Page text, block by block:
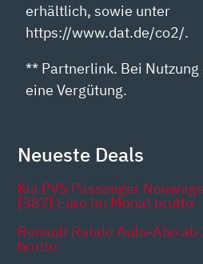
erhältlich, sowie unter
https://www.dat.de/co2/.
** Partnerlink. Bei
eine Vergütung.
Neueste Deals
Kia PV5 Passenger
[387] Euro im Monat brutto
Renault Rafale Auto-Abo
brutto